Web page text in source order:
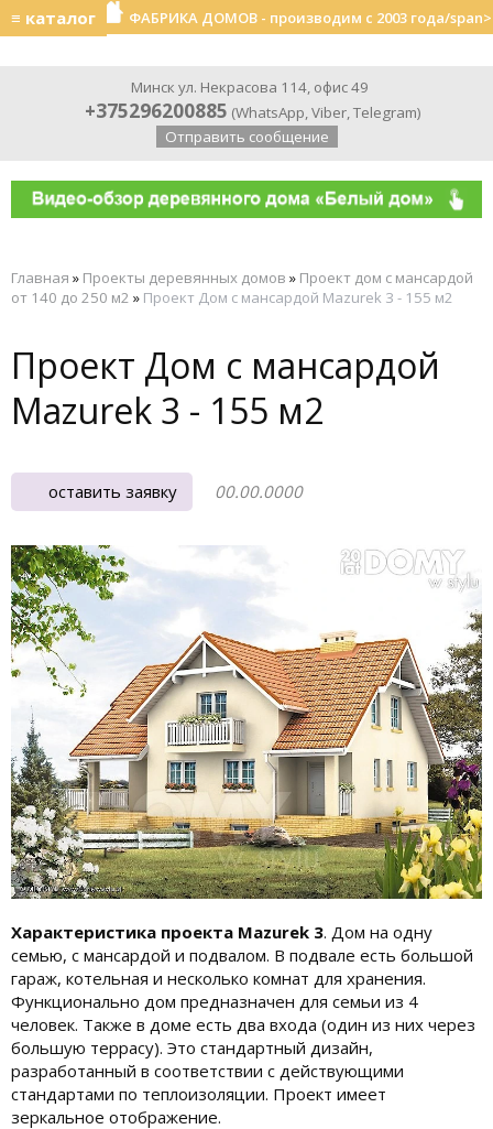
≡ каталог ФАБРИКА ДОМОВ - производим с 2003 года/span>
Минск ул. Некрасова 114, офис 49
+375296200885 (WhatsApp,Viber,Telegram)
Отправить сообщение
Главная » Проекты деревянных домов » Проект дом с мансардой
от 140 до 250 м2 » Проект Дом с мансардой Mazurek 3 - 155 м2
Проект Дом с мансардой
Mazurek 3 - 155 м2
оставить заявку 00.00.0000
Характеристика проекта Mazurek 3. Дом на одну
семью, с мансардой и подвалом. В подвале есть большой
гараж, котельная и несколько комнат для хранения.
Функционально дом предназначен для семьи из 4
человек. Также в доме есть два входа (один из них через
большую террасу). Это стандартный дизайн,
разработанный в соответствии с действующими
стандартами по теплоизоляции. Проект имеет
зеркальное отображение.